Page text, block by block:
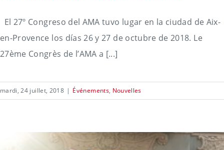
El 27º Congreso del AMA tuvo lugar en la ciudad de Aix-
en-Provence los días 26 y 27 de octubre de 2018. Le
27ème Congrès de l’AMA a [...]
mardi, 24 juillet, 2018 | Événements, Nouvelles